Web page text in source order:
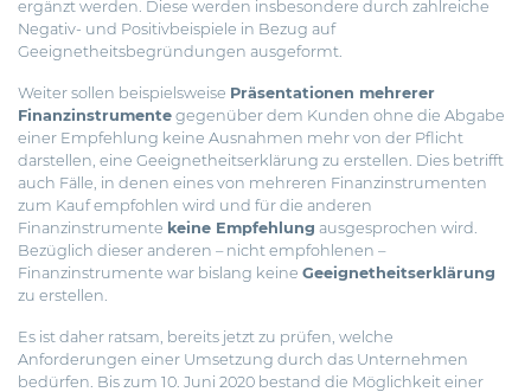
ergänzt werden. Diese werden insbesondere durch zahlreiche
Negativ- und Positivbeispiele in Bezug auf
Geeignetheitsbegründungen ausgeformt.
Weiter sollen beispielsweise Präsentationen mehrerer
Finanzinstrumente gegenüber dem Kunden ohne die Abgabe
einer Empfehlung keine Ausnahmen mehr von der Pflicht
darstellen, eine Geeignetheitserklärung zu erstellen. Dies betrifft
auch Fälle, in denen eines von mehreren Finanzinstrumenten
zum Kauf empfohlen wird und für die anderen
Finanzinstrumente keine Empfehlung ausgesprochen wird.
Bezüglich dieser anderen – nicht empfohlenen –
Finanzinstrumente war bislang keine Geeignetheitserklärung
zu erstellen.
Es ist daher ratsam, bereits jetzt zu prüfen, welche
Anforderungen einer Umsetzung durch das Unternehmen
bedürfen. Bis zum 10. Juni 2020 bestand die Möglichkeit einer